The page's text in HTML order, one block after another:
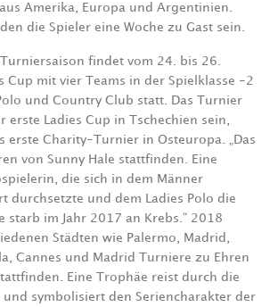
Amerika, Europa und Argentinien.
die Spieler eine Woche zu Gast sein.
findet vom 24. bis 26.
Cup mit vier Teams in der Spielklasse -2
und Country Club statt. Das Turnier
Ladies Cup in Tschechien sein,
erste Charity-Turnier in Osteuropa. „Das
von Sunny Hale stattfinden. Eine
die sich in dem Männer
durchsetzte und dem Ladies Polo die
starb im Jahr 2017 an Krebs.“ 2018
Städten wie Palermo, Madrid,
Cannes und Madrid Turniere zu Ehren
Eine Trophäe reist durch die
und symbolisiert den Seriencharakter der